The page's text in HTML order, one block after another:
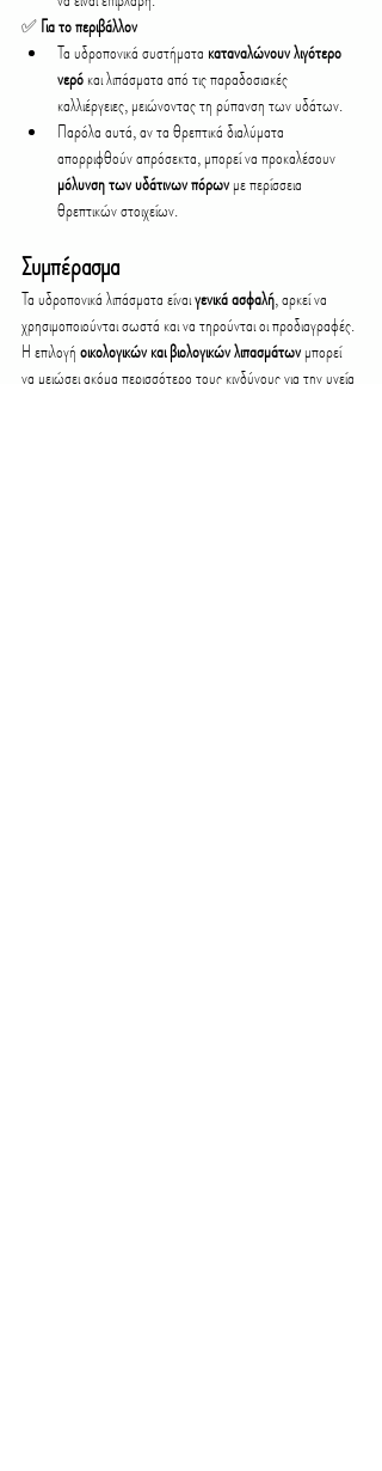
✅ Για το περιβάλλον
Τα υδροπονικά συστήματα καταναλώνουν λιγότερο
νερό και λιπάσματα από τις παραδοσιακές
καλλιέργειες, μειώνοντας τη ρύπανση των υδάτων.
Παρόλα αυτά, αν τα θρεπτικά διαλύματα
απορριφθούν απρόσεκτα, μπορεί να προκαλέσουν
μόλυνση των υδάτινων πόρων με περίσσεια
θρεπτικών στοιχείων.
Συμπέρασμα
Τα υδροπονικά λιπάσματα είναι γενικά ασφαλή, αρκεί να
χρησιμοποιούνται σωστά και να τηρούνται οι προδιαγραφές.
Η επιλογή οικολογικών και βιολογικών λιπασμάτων μπορεί
να μειώσει ακόμα περισσότερο τους κινδύνους για την υγεία